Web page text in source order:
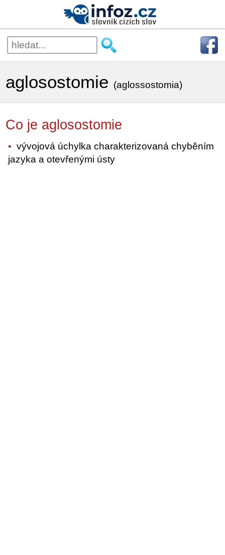
aglosostomie (aglossostomia)
Co je aglosostomie
vývojová úchylka charakterizovaná chyběním
jazyka a otevřenými ústy